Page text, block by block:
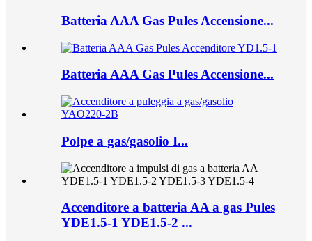
Batteria AAA Gas Pules Accensione...
Batteria AAA Gas Pules Accensione...
Polpe a gas/gasolio I...
Accenditore a batteria AA a gas Pules
YDE1.5-1 YDE1.5-2 ...